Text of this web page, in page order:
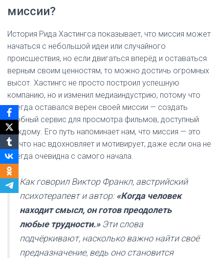
миссии?
История Рида Хастингса показывает, что миссия может
начаться с небольшой идеи или случайного
происшествия, но если двигаться вперёд и оставаться
верным своим ценностям, то можно достичь огромных
высот. Хастингс не просто построил успешную
компанию, но и изменил медиаиндустрию, потому что
всегда оставался верен своей миссии — создать
удобный сервис для просмотра фильмов, доступный
каждому. Его путь напоминает нам, что миссия — это
то, что нас вдохновляет и мотивирует, даже если она не
всегда очевидна с самого начала.
Как говорил Виктор Франкл, австрийский
психотерапевт и автор: «Когда человек
находит смысл, он готов преодолеть
любые трудности.»Эти слова
подчёркивают, насколько важно найти своё
предназначение, ведь оно становится